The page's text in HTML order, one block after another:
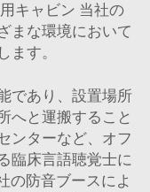
キャビン 当社の
まな環境において
ます。
であり、設置場所
へと運搬すること
ンターなど、オフ
臨床言語聴覚士に
の防音ブースによ